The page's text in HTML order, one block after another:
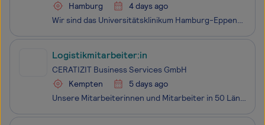
Hamburg
4 days ago
Wir sind das Universitätsklinikum Hamburg-Eppendorf (UKE) – und stehen für exzellente Kompetenz in Forschung, Lehre und der vollumfänglichen Gesundheitsversorgung in unseren Kliniken. Unsere rund 16.100 Mitarbeiter:innen streben jeden Tag aufs Neue danach, mit ihrem Beitrag die Welt ein bisschen ges
Logistikmitarbeiter:in
CERATIZIT Business Services GmbH
Kempten
5 days ago
Unsere Mitarbeiterinnen und Mitarbeiter in 50 Ländern weltweit, die täglich mit Leidenschaft an innovativen Lösungen aus Wolfram und Molybdän für die Hightech-Welt arbeiten. Unser Standort in Kempten ist das größte Vertriebs- und Logistikzentrum der Plansee Gruppe – hier werden Kunden weltweit mi